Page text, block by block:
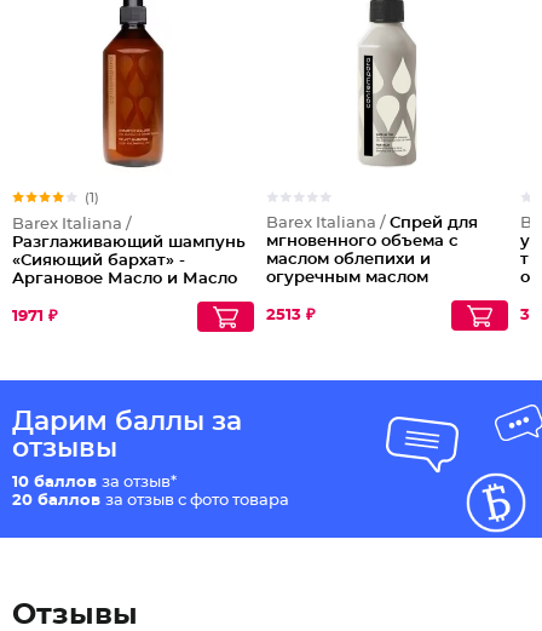
(1)
Barex Italiana /
Разглаживающий шампунь
«Сияющий бархат» -
Аргановое Масло и Масло
1971 ₽
Barex Italiana / Спрей для
мгновенного объема с
маслом облепихи и
огуречным маслом
2513 ₽
Дарим баллы за
отзывы
10 баллов за отзыв*
20 баллов за отзыв с фото товара
Отзывы